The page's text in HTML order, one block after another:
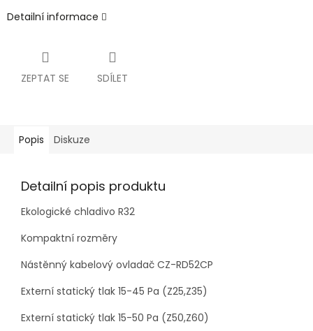
Detailní informace
ZEPTAT SE SDÍLET
Popis Diskuze
Detailní popis produktu
Ekologické chladivo R32
Kompaktní rozměry
Nástěnný kabelový ovladač CZ-RD52CP
Externí statický tlak 15-45 Pa (Z25,Z35)
Externí statický tlak 15-50 Pa (Z50,Z60)